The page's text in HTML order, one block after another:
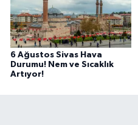
6 Ağustos Sivas Hava
Durumu! Nem ve Sıcaklık
Artıyor!